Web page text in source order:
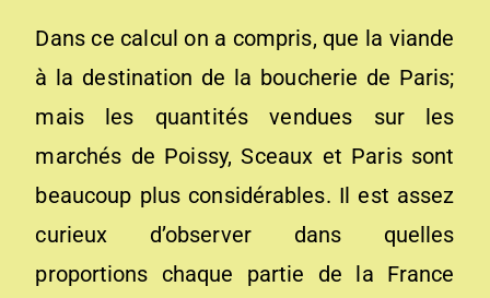
Dans ce calcul on a compris, que la viande
à la destination de la boucherie de Paris;
mais les quantités vendues sur les
marchés de Poissy, Sceaux et Paris sont
beaucoup plus considérables. Il est assez
curieux d’observer dans quelles
proportions chaque partie de la France